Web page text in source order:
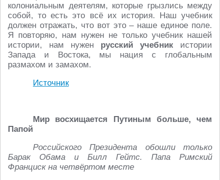
колониальным деятелям, которые грызлись между
собой, то есть это всё их история. Наш учебник
должен отражать, что вот это – наше единое поле.
Я повторяю, нам нужен не только учебник нашей
истории, нам нужен русский учебник истории
Запада и Востока, мы нация с глобальным
размахом и замахом.
Источник
Мир восхищается Путиным больше, чем
Папой
Российского Президента обошли только
Барак Обама и Билл Гейтс. Папа Римский
Франциск на четвёртом месте